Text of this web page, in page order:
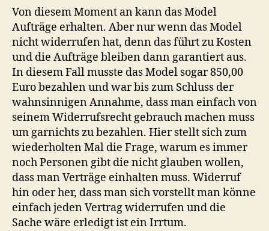
Von diesem Moment an kann das Model
Aufträge erhalten. Aber nur wenn das Model
nicht widerrufen hat, denn das führt zu Kosten
und die Aufträge bleiben dann garantiert aus.
In diesem Fall musste das Model sogar 850,00
Euro bezahlen und war bis zum Schluss der
wahnsinnigen Annahme, dass man einfach von
seinem Widerrufsrecht gebrauch machen muss
um garnichts zu bezahlen. Hier stellt sich zum
wiederholten Mal die Frage, warum es immer
noch Personen gibt die nicht glauben wollen,
dass man Verträge einhalten muss. Widerruf
hin oder her, dass man sich vorstellt man könne
einfach jeden Vertrag widerrufen und die
Sache wäre erledigt ist ein Irrtum.